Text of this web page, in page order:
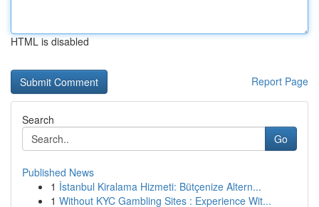
HTML is disabled
Report Page
Search
Go
Published News
1 İstanbul Kiralama Hizmeti: Bütçenize Altern...
1 Without KYC Gambling Sites : Experience Wit...